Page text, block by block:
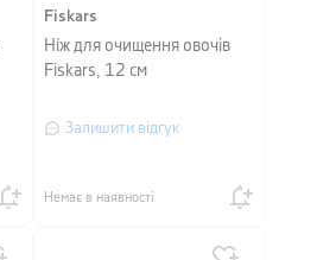
Fiskars
Ніж для очищення овочів
Fiskars, 12 см
Залишити відгук
Немає в наявності